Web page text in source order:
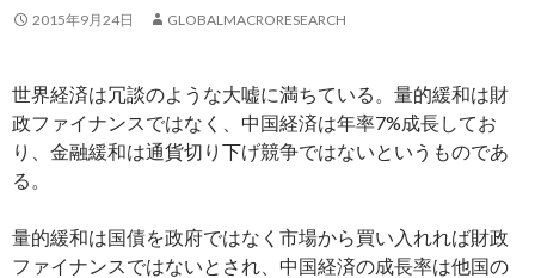
2015年9月24日 GLOBALMACRORESEARCH
世界経済は冗談のような大嘘に満ちている。量的緩和は財
政ファイナンスではなく、中国経済は年率7%成長してお
り、金融緩和は通貨切り下げ競争ではないというものであ
る。
量的緩和は国債を政府ではなく市場から買い入れれば財政
ファイナンスではないとされ、中国経済の成長率は他国の